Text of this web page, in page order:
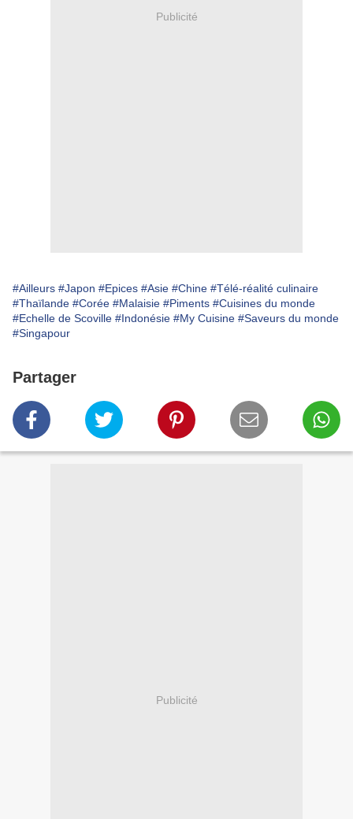
Publicité
#Ailleurs #Japon #Epices #Asie #Chine #Télé-réalité culinaire
#Thaïlande #Corée #Malaisie #Piments #Cuisines du monde
#Echelle de Scoville #Indonésie #My Cuisine #Saveurs du monde
#Singapour
Partager
Publicité